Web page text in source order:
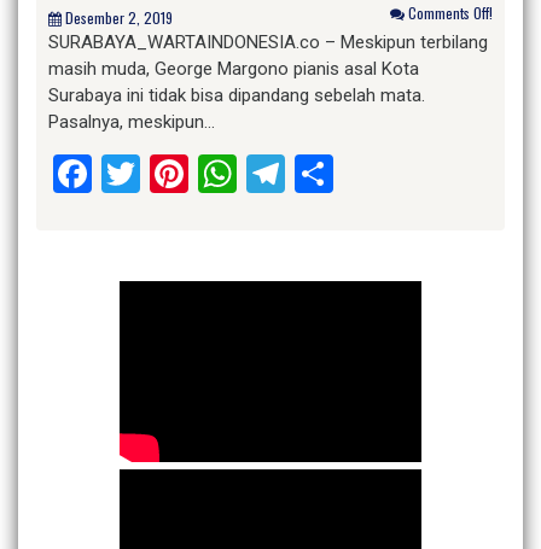
Desember 2, 2019 Comments Off!
SURABAYA_WARTAINDONESIA.co – Meskipun terbilang
masih muda, George Margono pianis asal Kota
Surabaya ini tidak bisa dipandang sebelah mata.
Pasalnya, meskipun…
Facebook
Twitter
Pinterest
WhatsApp
Telegram